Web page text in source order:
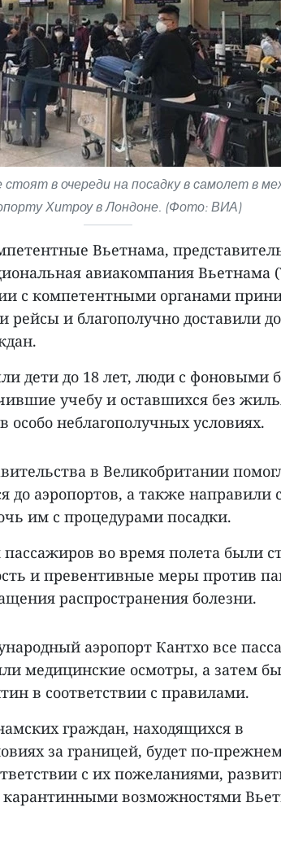
в очереди на посадку в самолет в
Хитроу в Лондоне. (Фото: ВИА)
Вьетнама,
авиакомпания Вьетнама
с компетентными органами
рейсы и благополучно доставили
дети до 18 лет, люди с фоновыми
учебу и оставшихся без
особо неблагополучных условиях.
в Великобритании
до аэропортов, а также направили
им с процедурами посадки.
во время полета были
и превентивные меры против
распространения болезни.
аэропорт Кантхо все
медицинские осмотры, а затем
в соответствии с правилами.
граждан, находящихся в
за границей, будет по-
с их пожеланиями,
карантинными возможностями